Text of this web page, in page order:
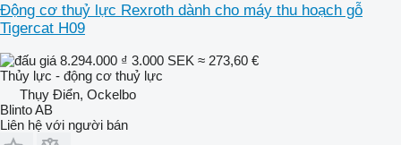
Động cơ thuỷ lực Rexroth dành cho máy thu hoạch gỗ
Tigercat H09
8.294.000 ₫ 3.000 SEK ≈ 273,60 €
Thủy lực - động cơ thuỷ lực
Thụy Điển, Ockelbo
Blinto AB
Liên hệ với người bán